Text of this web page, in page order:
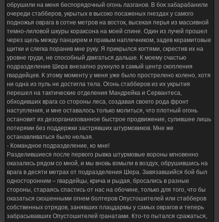
обрушили на меня беспорядочный огонь лазганов. В бок забарабанили
очереди стабберов, укрытых в высоко посаженых гнездах у самого
подножья оврага в сотне метров на восток, высекая перья из массивной
темно-лиловой шкуры кораксона на моей спине. Один из лучей прошел
через щель между панцирем и правым наплечником, задев керамитовые
щитки и слегка поранив мне руку. Я прикрылся когтями, скрестив их на
уровне груди, не способный двигаться дальше. К моему счастью
подразделение Шера внезапно рухнуло в самый центр скопления
гвардейцев. К этому моменту у меня уже было прострелено колено, хотя
ни одна из пуль не достигла тела. Огонь стабберов из их укрытия
перешел на тактические отделения Мандрейка и Сервантеса,
обходивших врага со стороны леса, создавая своего рода фронт
наступления, и мне оставалось только молиться, что плотный огонь
остановит их дезорганизованное быстрое продвижение, сулившее лишь
потерями без поддержки застрявших штурмовиков. Мне же
останавливаться было нельзя.
- Командное подразделение, ко мне!
Разделившиеся после первого рывка штурмовые вороны мгновенно
оказались рядом со мной, и мы вновь взмыли в воздух, обрушившись на
врага в десяти метрах от подразделения Шера. Завязавшийся бой был
односторонним – гвардейцы, крича и рыдая, бросались в разные
стороны, стараясь спастись от нас на обочине, только для того, что бы
оказаться скошенными огнем болтеров Опустошителей или стабберов
собственных отрядов, занявших плацдармы у самых оврагов и теперь
забрасывавших Опустошителей гранатами. Кто-то пытался сражаться,